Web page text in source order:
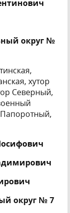
округ №
хутор
Северный,
Папоротный,
округ № 7